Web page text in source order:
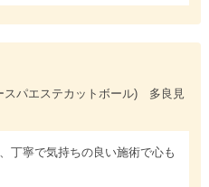
スパエステカットボール) 多良見
丁寧で気持ちの良い施術で心も